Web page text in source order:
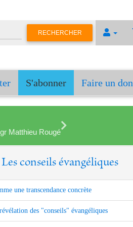
RECHERCHER
S'abonner Faire un don
Matthieu Rougé
Les conseils évangéliques
une transcendance concrète
des "conseils" évangéliques